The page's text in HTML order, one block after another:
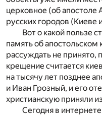
церковное (об апостоле
русских городов (Киеве
Вот о какой пользе
память об
рассуждать не принято,
крещение считается
на тысячу лет позднее
и Иван Грозный, и его
христианскую приняли
Сегодня в